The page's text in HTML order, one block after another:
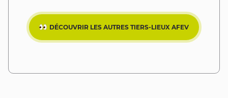
DÉCOUVRIR LES AUTRES TIERS-LIEUX AFEV